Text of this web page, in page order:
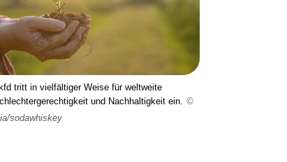
tritt in vielfältiger Weise für weltweite
und Nachhaltigkeit ein. ©
sodawhiskey